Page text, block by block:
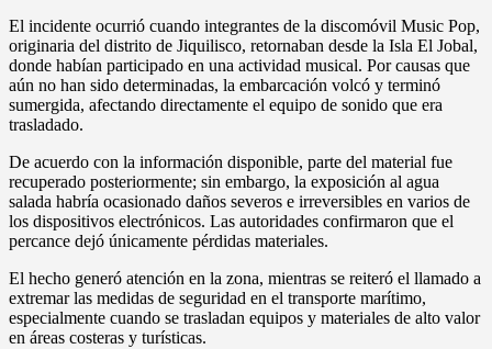
El incidente ocurrió cuando integrantes de la discomóvil Music Pop,
originaria del distrito de Jiquilisco, retornaban desde la Isla El Jobal,
donde habían participado en una actividad musical. Por causas que
aún no han sido determinadas, la embarcación volcó y terminó
sumergida, afectando directamente el equipo de sonido que era
trasladado.
De acuerdo con la información disponible, parte del material fue
recuperado posteriormente; sin embargo, la exposición al agua
salada habría ocasionado daños severos e irreversibles en varios de
los dispositivos electrónicos. Las autoridades confirmaron que el
percance dejó únicamente pérdidas materiales.
El hecho generó atención en la zona, mientras se reiteró el llamado a
extremar las medidas de seguridad en el transporte marítimo,
especialmente cuando se trasladan equipos y materiales de alto valor
en áreas costeras y turísticas.